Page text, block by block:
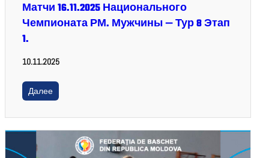
Матчи 16.11.2025 Национального
Чемпионата РМ. Мужчины — Тур 8 Этап
1.
10.11.2025
Далее